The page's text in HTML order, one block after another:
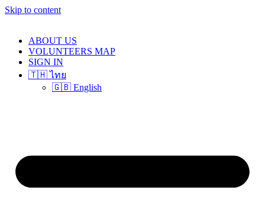
Skip to content
ABOUT US
VOLUNTEERS MAP
SIGN IN
🇹🇭 ไทย
🇬🇧 English